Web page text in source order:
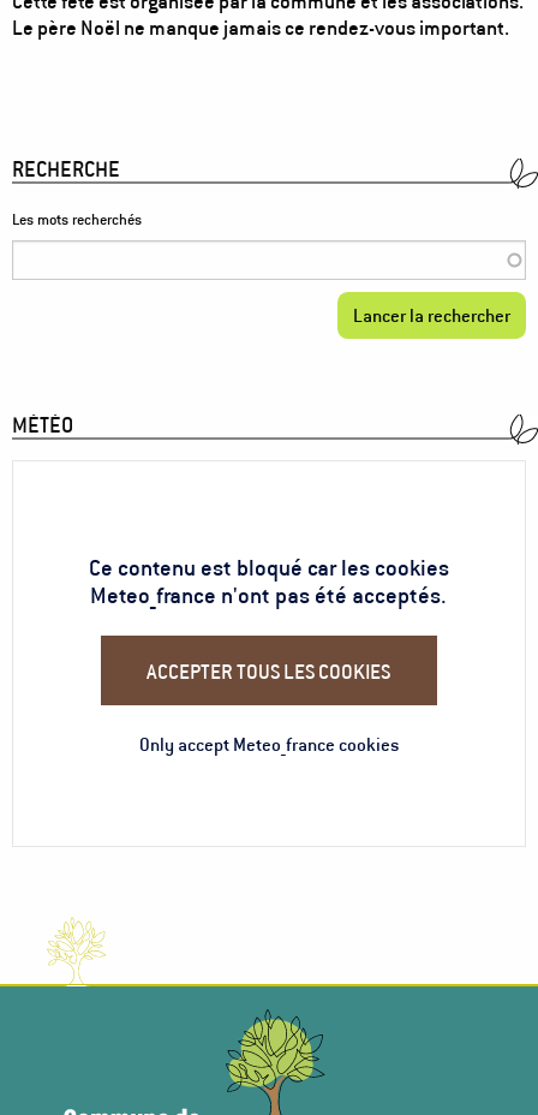
Le père Noël ne manque jamais ce rendez-vous important.
RECHERCHE
Les mots recherchés
MÉTÉO
Ce contenu est bloqué car les cookies
Meteo_france n'ont pas été acceptés.
ACCEPTER TOUS LES COOKIES
Only accept Meteo_france cookies